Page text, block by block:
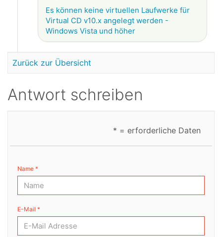
Es können keine virtuellen Laufwerke für
Virtual CD v10.x angelegt werden -
Windows Vista und höher
Zurück zur Übersicht
Antwort schreiben
* = erforderliche Daten
Name *
E-Mail *